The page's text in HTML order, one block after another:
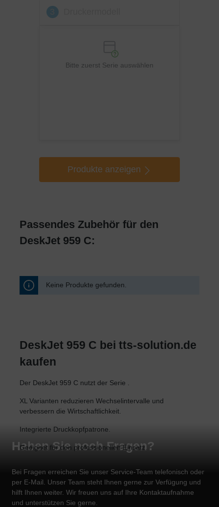
Bitte zuerst Serie auswählen
Produkte anzeigen
Passendes Zubehör für den
DeskJet 959 C:
Keine Produkte gefunden.
DeskJet 959 C bei tts-solution.de
kaufen
Der DeskJet 959 C nutzt der Serie .
XL Varianten reduzieren Wechselintervalle und
verbessern die Wirtschaftlichkeit.
Integrierte Druckkopfpatrone.
Geeignet für den professionellen Einsatz.
Haben Sie noch Fragen?
Bei Fragen erreichen Sie unser Service-Team telefonisch oder
per E-Mail. Unser Team steht Ihnen gerne zur Verfügung und
hilft Ihnen weiter. Wir freuen uns auf Ihre Kontaktaufnahme
und unterstützen Sie gerne.